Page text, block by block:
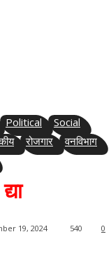
Political
Social
रोजगार
वनविभाग
19, 2024 0
540